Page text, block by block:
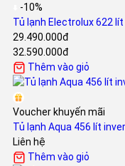
-10%
Tủ lạnh Electrolux 622
29.490.000đ
32.590.000đ
Thêm vào giỏ
Voucher khuyến mãi
Tủ lạnh Aqua 456 lít
Liên hệ
Thêm vào giỏ